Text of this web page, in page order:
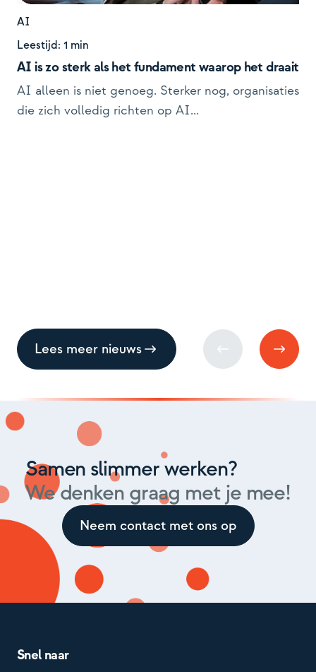
AI
Leestijd: 1 min
AI is zo sterk als het fundament waarop het draait
AI alleen is niet genoeg. Sterker nog, organisaties
die zich volledig richten op AI...
Lees meer nieuws
Samen slimmer werken?
We denken graag met je mee!
Neem contact met ons op
Snel naar